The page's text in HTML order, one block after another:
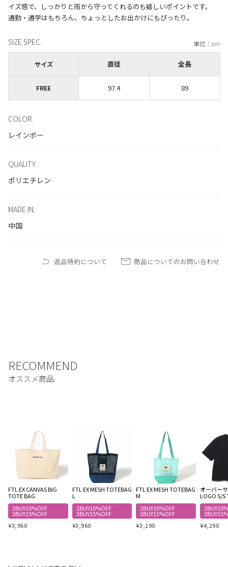
イズ感で、しっかりと雨から守ってくれるのも嬉しいポイントです。
SIZE SPEC.
サイズ 直径 全長
FREE 97.4 89
COLOR.
レインボー
QUALITY.
ポリエチレン
MADE IN.
中国
返品特約について 商品についてのお問い合わせ
FTL EX CANVAS BIG
TOTE BAG
2BUY10%OFF
3BUY15%OFF
¥3,960
FTL EX MESH TOTEBAG
L
2BUY10%OFF
3BUY15%OFF
¥3,960
FTL EX MESH TOTEBAG
M
2BUY10%OFF
3BUY15%OFF
¥3,190
オーバー
LOGO S/S
¥4,290